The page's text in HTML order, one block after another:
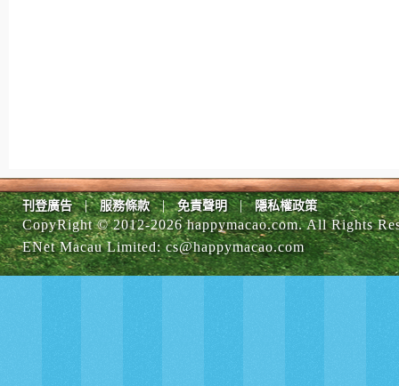
刊登廣告 | 服務條款 | 免責聲明 | 隱私權政策
CopyRight © 2012-2026 happymacao.com. All Rights
ENet Macau Limited:cs@happymacao.com